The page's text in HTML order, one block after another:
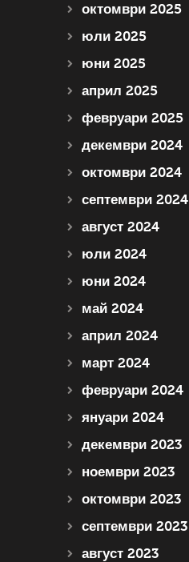
октомври 2025
юли 2025
юни 2025
април 2025
февруари 2025
декември 2024
октомври 2024
септември 2024
август 2024
юли 2024
юни 2024
май 2024
април 2024
март 2024
февруари 2024
януари 2024
декември 2023
ноември 2023
октомври 2023
септември 2023
август 2023